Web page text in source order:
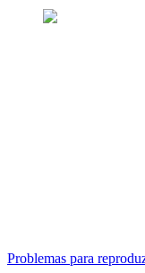
Problemas para